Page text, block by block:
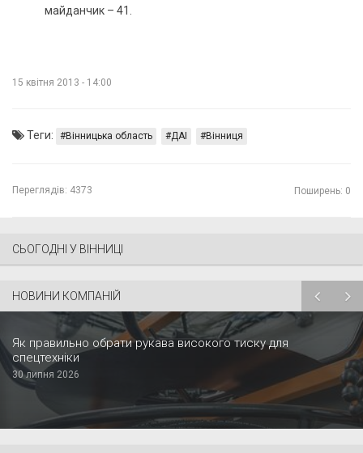
майданчик – 41.
15 квітня 2013 - 14:00
Теги: Вінницька область ДАІ Вінниця
Переглядів: 4373 Поширень: 0
СЬОГОДНІ У ВІННИЦІ
НОВИНИ КОМПАНІЙ
Як правильно обрати рукава високого тиску для
спецтехніки
30 липня 2026